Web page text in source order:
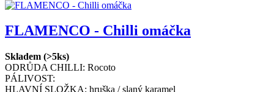
FLAMENCO - Chilli omáčka
Skladem (>5ks)
ODRŮDA CHILLI: Rocoto
PÁLIVOST:
HLAVNÍ SLOŽKA: hruška / slaný karamel